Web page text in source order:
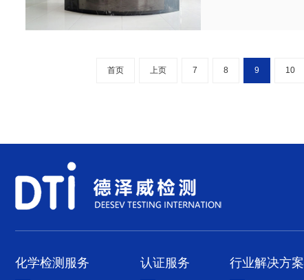
首页 上页 7 8 9 10
化学检测服务 认证服务 行业解决方案